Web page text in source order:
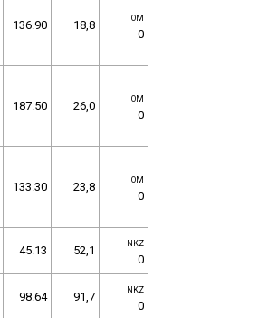
136.90 18,8 OM
0
187.50 26,0 OM
0
133.30 23,8 OM
0
45.13 52,1 NKZ
0
98.64 91,7 NKZ
0